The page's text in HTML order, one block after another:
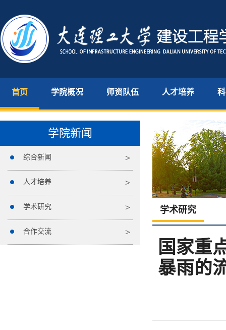
首页 学院概况 师资队伍 人才培养
学院新闻
综合新闻
人才培养
学术研究
合作交流
学术研究
国家重
暴雨的